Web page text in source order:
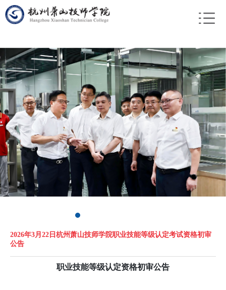
2026年3月22日杭州萧山技师学院职业技能等级认定考试资格初审
公告
职业技能等级认定资格初审公告